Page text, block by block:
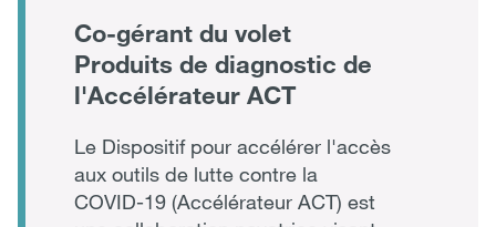
Co-gérant du volet
Produits de diagnostic de
l'Accélérateur ACT
Le Dispositif pour accélérer l'accès
aux outils de lutte contre la
COVID-19 (Accélérateur ACT) est